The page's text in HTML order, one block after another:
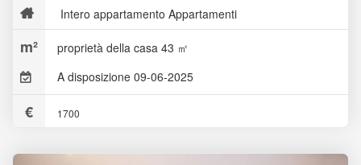
Intero appartamento Appartamenti
proprietà della casa 43 ㎡
A disposizione 09-06-2025
1700